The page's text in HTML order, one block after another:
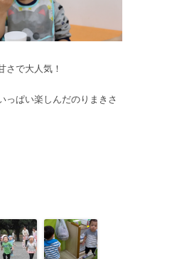
さで大人気！
っぱい楽しんだのりまきさ